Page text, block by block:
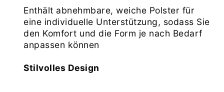
Enthält abnehmbare, weiche Polster für
eine individuelle Unterstützung, sodass Sie
den Komfort und die Form je nach Bedarf
anpassen können
Stilvolles Design